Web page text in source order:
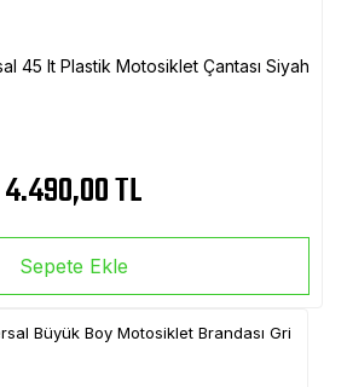
45 lt Plastik Motosiklet Çantası Siyah
4.490,00 TL
Sepete Ekle